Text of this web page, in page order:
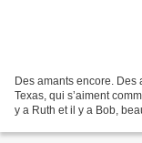
Des amants encore. Des
Texas, qui s’aiment
y a Ruth et il y a Bob,